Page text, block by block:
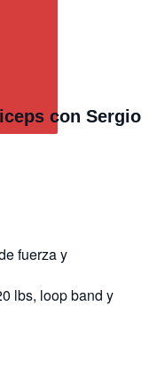
con Sergio
fuerza y
lbs, loop band y